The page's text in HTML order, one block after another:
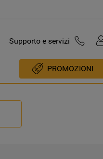
Supporto e servizi
PROMOZIONI